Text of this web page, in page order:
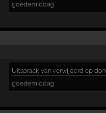
goedemiddag
Uitspraak van verwijderd op
goedemiddag